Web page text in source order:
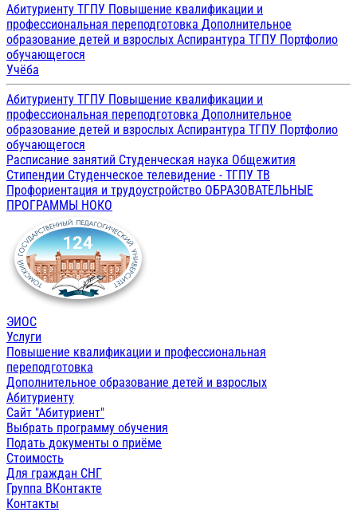
Абитуриенту ТГПУ Повышение квалификации и
профессиональная переподготовка Дополнительное
образование детей и взрослых Аспирантура ТГПУ Портфолио
обучающегося
Учёба
Абитуриенту ТГПУ Повышение квалификации и
профессиональная переподготовка Дополнительное
образование детей и взрослых Аспирантура ТГПУ Портфолио
обучающегося
Расписание занятий Студенческая наука Общежития
Стипендии Студенческое телевидение - ТГПУ ТВ
Профориентация и трудоустройство ОБРАЗОВАТЕЛЬНЫЕ
ПРОГРАММЫ НОКО
ЭИОС
Услуги
Повышение квалификации и профессиональная
переподготовка
Дополнительное образование детей и взрослых
Абитуриенту
Сайт "Абитуриент"
Выбрать программу обучения
Подать документы о приёме
Стоимость
Для граждан СНГ
Группа ВКонтакте
Контакты